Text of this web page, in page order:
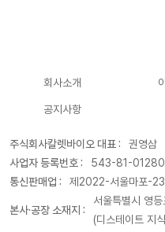
회사소개
공지사항
주식회사칼렛바이오 대표 :
권영삼
사업자 등록번호 :
543-81-01280
통신판매업 :
제2022-서울마포-
본사·공장 소재지 :
서울특별시 영
(디스테이트 지